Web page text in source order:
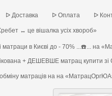
ᐅ Доставка ᐅ Оплата ᐅ
↔ це вішалка усіх хвороб»
матраци в Києві до - 70% ...☎️... на
+ ДЕШЕВШЕ матрац купити
матраців на на